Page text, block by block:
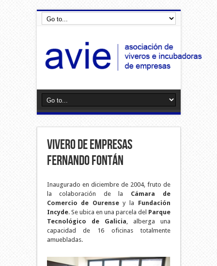
Vivero De Empresas
Fernando Fontán
Inaugurado en diciembre de 2004, fruto de
la colaboración de la Cámara de
Comercio de Ourensey la Fundación
Incyde. Se ubica en una parcela del Parque
Tecnológico de Galicia, alberga una
capacidad de 16 oficinas totalmente
amuebladas.